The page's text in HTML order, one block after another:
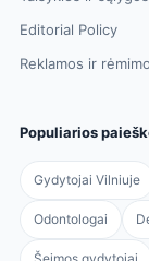
Editorial Policy
Reklamos ir
Populiarios
Gydytojai Vilniuje
Odontologai